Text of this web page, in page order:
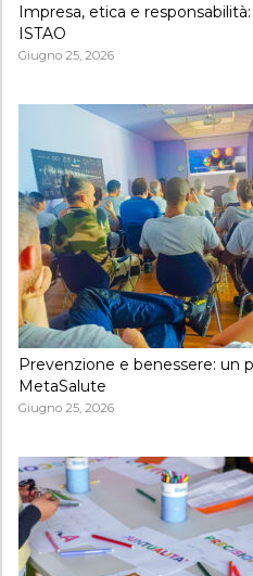
Impresa, etica e
ISTAO
Giugno 25, 2026
Prevenzione e benessere: un
MetaSalute
Giugno 25, 2026